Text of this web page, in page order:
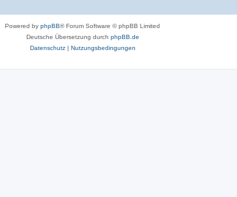
Powered by phpBB® Forum Software © phpBB Limited
Deutsche Übersetzung durch phpBB.de
Datenschutz| Nutzungsbedingungen